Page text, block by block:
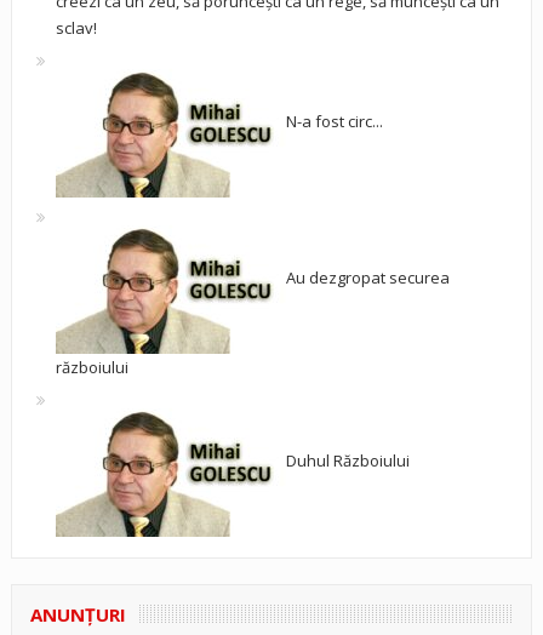
sclav!
N-a fost circ...
Au dezgropat securea
războiului
Duhul Războiului
ANUNŢURI